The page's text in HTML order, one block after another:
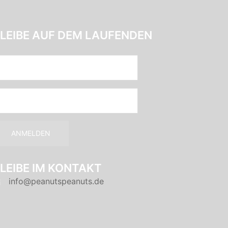
AUF DEM LAUFENDEN
IM KONTAKT
info@peanutspeanuts.de